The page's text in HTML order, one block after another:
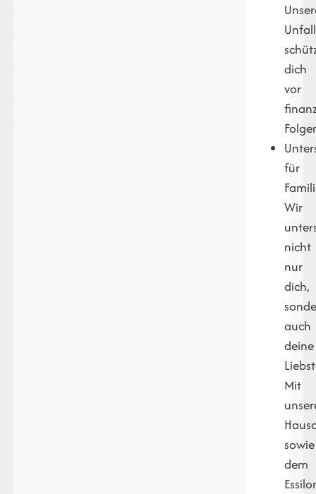
dich
vor
für
Wir
nicht
nur
dich,
auch
deine
Mit
sowie
dem